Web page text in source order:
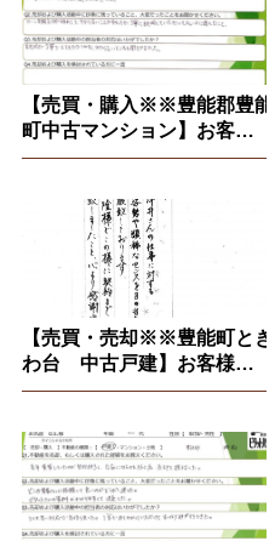
【売買・購入※※豊能郡豊能
町中古マンション】お客様
の声※2025.10.10
【売買・売却※※豊能町とき
わ台 中古戸建】お客様の
声※2025.3.27